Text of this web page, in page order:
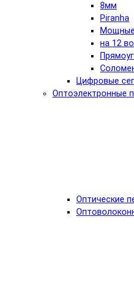
8мм
Piranha
Мощные
на 12
Цифровые
Оптоэлектронные
Оптические